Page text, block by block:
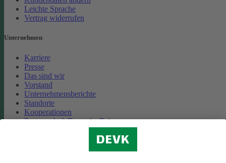
Leichte Sprache
Vertrag widerrufen
Unternehmen
Karriere
Presse
Das sind wir
Vorstand
Unternehmensberichte
Standorte
Kooperationen
Partnerschaft Deutsche Bahn